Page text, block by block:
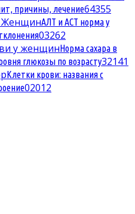
причины, лечение64355
АЛТ и АСТ норма у
03262
Норма сахара в
глюкозы по возрасту32141
Клетки крови: названия с
02012